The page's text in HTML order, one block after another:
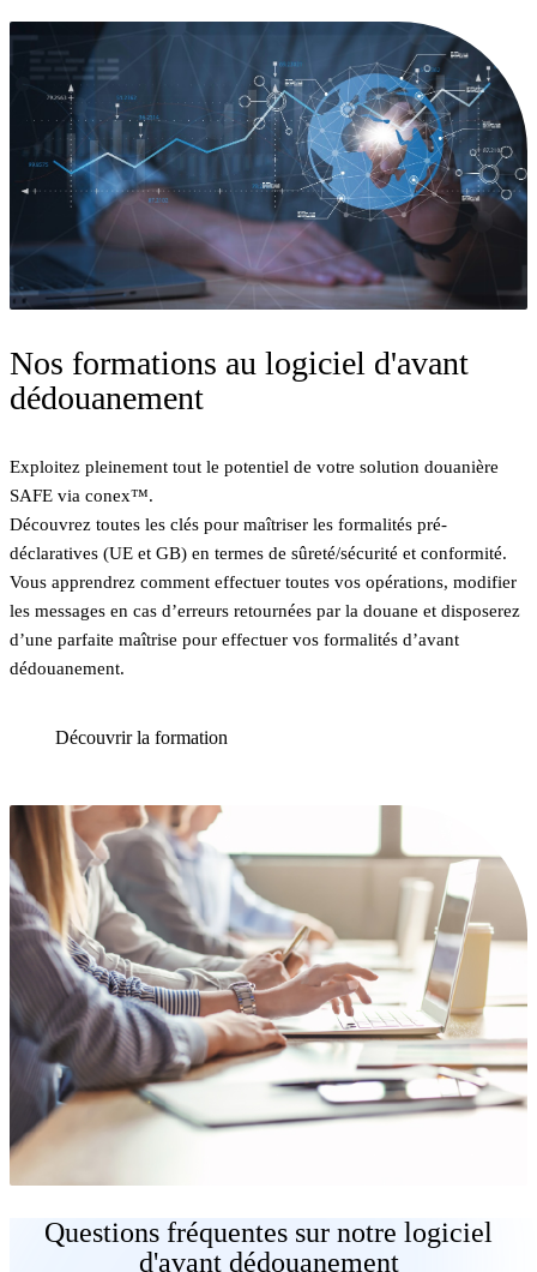
Nos formations au logiciel d'avant
dédouanement
Exploitez pleinement tout le potentiel de votre solution douanière
SAFE via conex™.
Découvrez toutes les clés pour maîtriser les formalités pré-
déclaratives (UE et GB) en termes de sûreté/sécurité et conformité.
Vous apprendrez comment effectuer toutes vos opérations, modifier
les messages en cas d’erreurs retournées par la douane et disposerez
d’une parfaite maîtrise pour effectuer vos formalités d’avant
dédouanement.
Découvrir la formation
Questions fréquentes sur notre logiciel
d'avant dédouanement